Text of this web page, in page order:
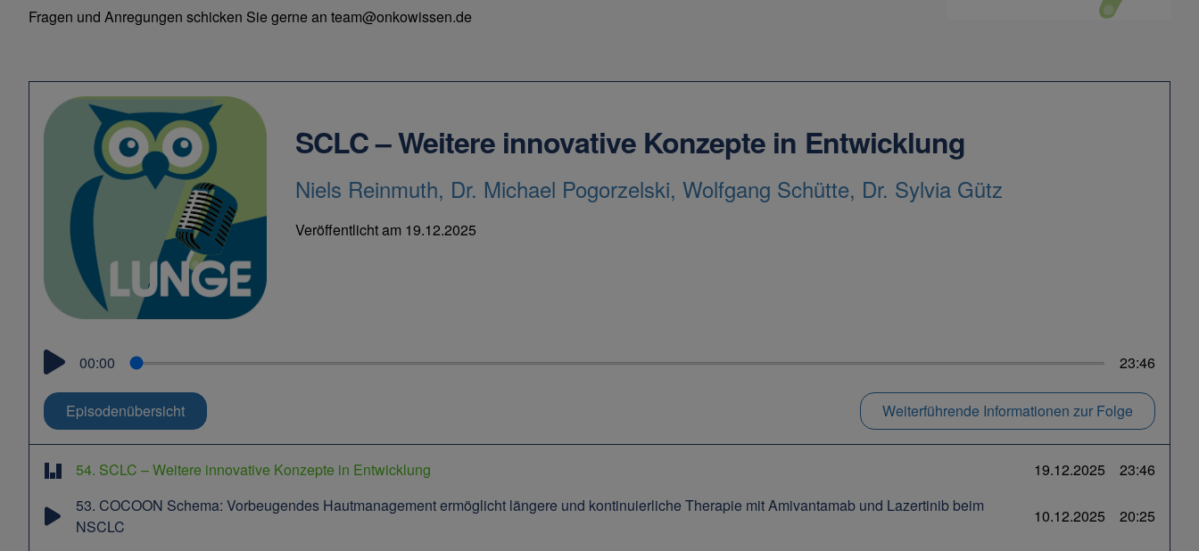
Fragen und Anregungen schicken Sie gerne an team@onkowissen.de
SCLC – Weitere innovative Konzepte in Entwicklung
Niels Reinmuth, Dr. Michael Pogorzelski, Wolfgang Schütte, Dr. Sylvia Gütz
Veröffentlicht am 19.12.2025
00:00 23:46
Episodenübersicht Weiterführende Informationen zur Folge
54. SCLC – Weitere innovative Konzepte in Entwicklung 19.12.2025
23:46
53. COCOON Schema: Vorbeugendes Hautmanagement ermöglicht längere und kontinuierliche Therapie mit Amivantamab und Lazertinib beim
NSCLC
10.12.2025 20:25